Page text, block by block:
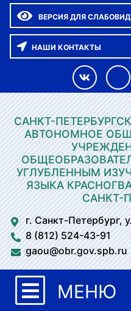
ВЕРСИЯ ДЛЯ
НАШИ КОНТАКТЫ
САНКТ-
АВТОНОМНОЕ
УГЛУБЛЕННЫМ
ЯЗЫКА
САНКТ-
г. Санкт-Петербург,
8 (812) 524-43-91
gaou@obr.gov.spb.ru
МЕНЮ